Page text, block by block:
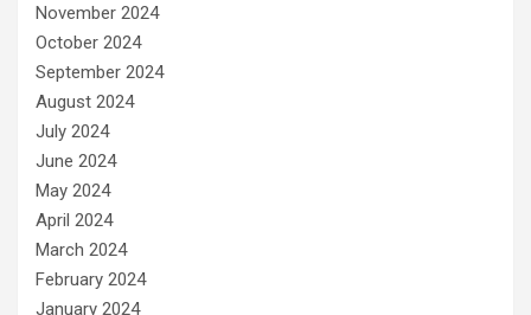
November 2024
October 2024
September 2024
August 2024
July 2024
June 2024
May 2024
April 2024
March 2024
February 2024
January 2024